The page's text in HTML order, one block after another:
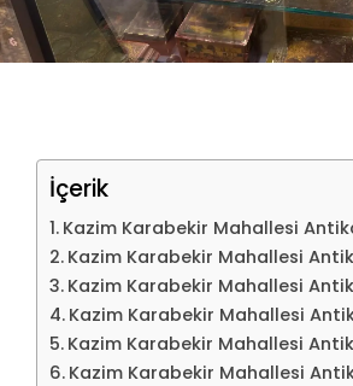
İçerik
Kazim Karabekir Mahallesi
Kazim Karabekir Mahallesi
Kazim Karabekir Mahallesi
Kazim Karabekir Mahallesi
Kazim Karabekir Mahallesi
Kazim Karabekir Mahallesi